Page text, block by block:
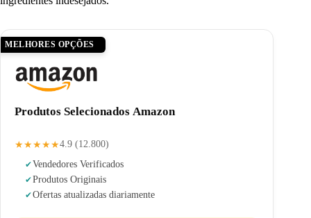
MELHORES OPÇÕES
Produtos Selecionados Amazon
★★★★★4.9 (12.800)
Vendedores Verificados
Produtos Originais
Ofertas atualizadas diariamente